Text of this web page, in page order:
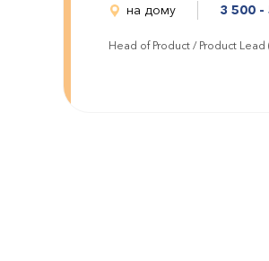
на дому 3 500 -
Head of Product / Product Lead